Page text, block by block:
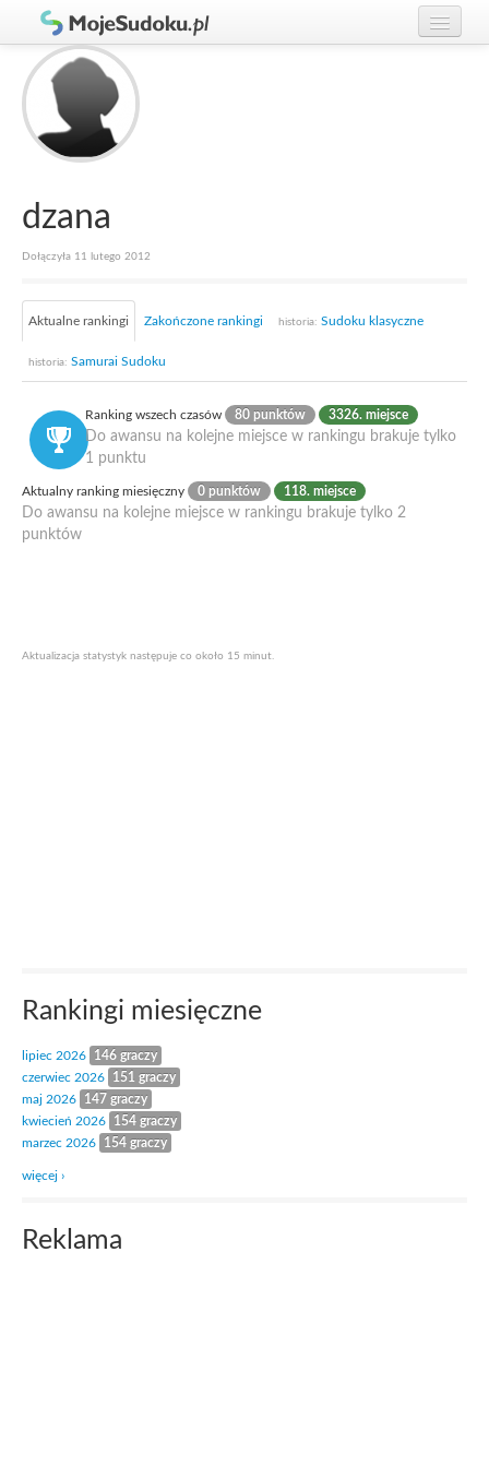
Graj w Sudoku!
Zasady Sudoku
Rankingi
Gracze
dzana
Dołączyła 11 lutego 2012
Aktualne rankingi Zakończone rankingi historia: Sudoku klasyczne
historia: Samurai Sudoku
Ranking wszech czasów 80 punktów 3326. miejsce
Do awansu na kolejne miejsce w rankingu brakuje tylko
1 punktu
Aktualny ranking miesięczny 0 punktów 118. miejsce
Do awansu na kolejne miejsce w rankingu brakuje tylko 2
punktów
Aktualizacja statystyk następuje co około 15 minut.
Rankingi miesięczne
lipiec 2026
146 graczy
czerwiec 2026
151 graczy
maj 2026
147 graczy
kwiecień 2026
154 graczy
marzec 2026
154 graczy
więcej ›
Reklama